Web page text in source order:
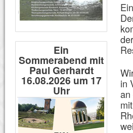
in
an
Ein
Sommerabend mit
Paul Gerhardt
16.08.2026 um 17
Uhr